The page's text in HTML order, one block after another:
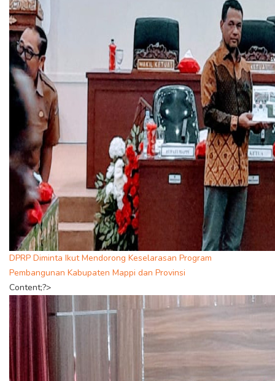
DPRP Diminta Ikut Mendorong Keselarasan Program
Pembangunan Kabupaten Mappi dan Provinsi
Content;?>